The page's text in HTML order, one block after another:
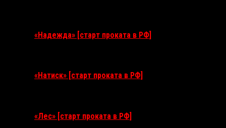
«Надежда» [старт проката в РФ]
«Натиск» [старт проката в РФ]
«Лес» [старт проката в РФ]